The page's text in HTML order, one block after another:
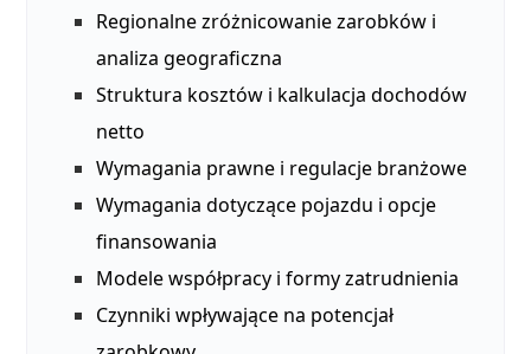
Regionalne zróżnicowanie zarobków i
analiza geograficzna
Struktura kosztów i kalkulacja dochodów
netto
Wymagania prawne i regulacje branżowe
Wymagania dotyczące pojazdu i opcje
finansowania
Modele współpracy i formy zatrudnienia
Czynniki wpływające na potencjał